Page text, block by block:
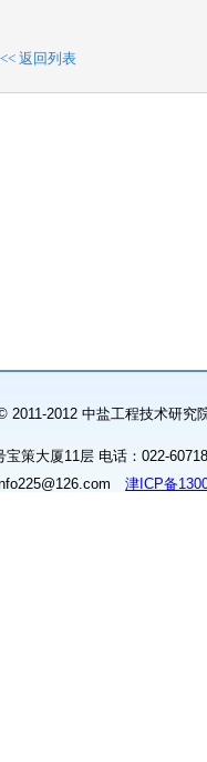
<< 返回列表
2011-2012 中盐工程技术研究
策大厦11层 电话：022-
津ICP备